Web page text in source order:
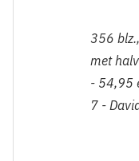
356
met
- 54,95
7 -